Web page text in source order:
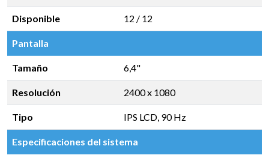
Disponible 12 / 12
Pantalla
Tamaño 6,4"
Resolución 2400 x 1080
Tipo IPS LCD, 90 Hz
Especificaciones del sistema